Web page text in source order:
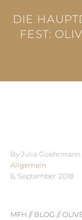
DIE
FEST:
By Julia Goehrmann
Allgemein
6. September 2018
MFH // BLOG //